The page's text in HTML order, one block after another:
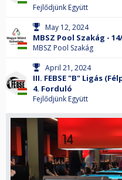
Fejlődjünk Együtt
May 12, 2024
MBSZ Pool Szakág -
MBSZ Pool Szakág
April 21, 2024
III. FEBSE "B" Ligás
4. Forduló
Fejlődjünk Együtt